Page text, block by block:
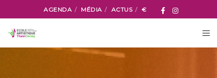
AGENDA MÉDIA ACTUS €